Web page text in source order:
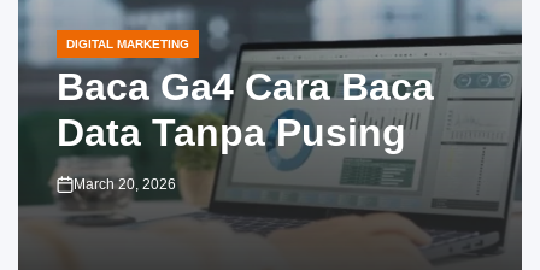
POSTED
IN
DIGITAL MARKETING
Baca Ga4 Cara Baca
Data Tanpa Pusing
on
March 20, 2026